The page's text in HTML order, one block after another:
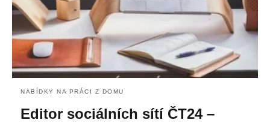
NABÍDKY NA PRÁCI Z DOMU
Editor sociálních sítí ČT24 –